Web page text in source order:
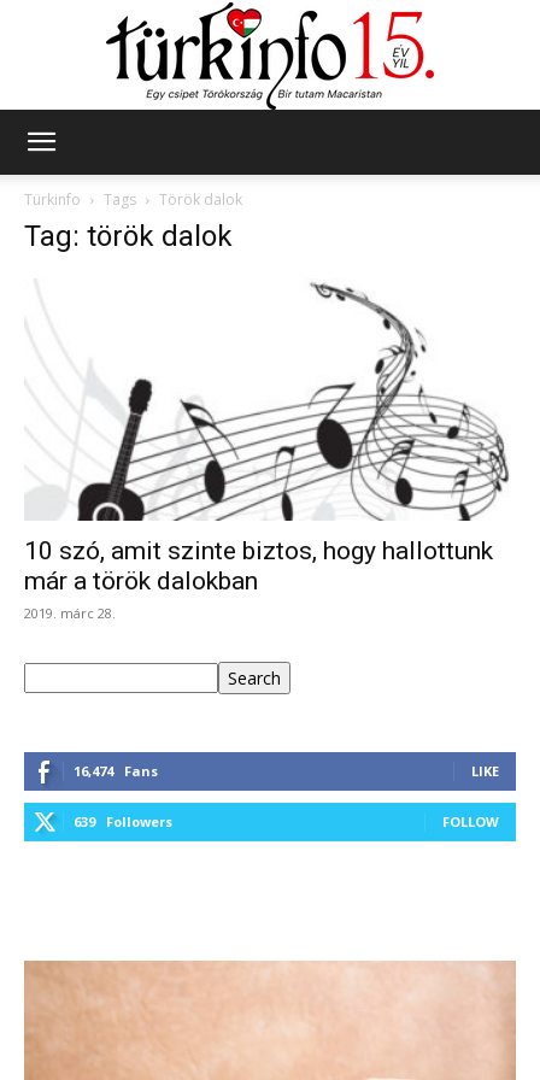
Türkinfo
Tags Török dalok
Tag: török dalok
10 szó, amit szinte biztos, hogy hallottunk
már a török dalokban
2019. márc 28.
Search
16,474 Fans LIKE
639 Followers FOLLOW